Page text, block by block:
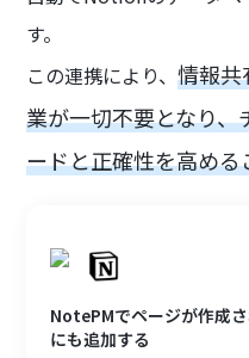
す。
この連携により、情報共
業が一切不要となり
ードと正確性を高める
NotePMでページが作成
にも追加する